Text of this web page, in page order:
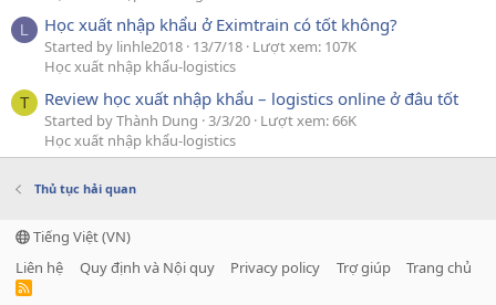
L Học xuất nhập khẩu ở Eximtrain có tốt không?
Started by linhle2018 13/7/18 Lượt xem: 107K
Học xuất nhập khẩu-logistics
T Review học xuất nhập khẩu – logistics online ở đâu tốt
Started by Thành Dung 3/3/20 Lượt xem: 66K
Học xuất nhập khẩu-logistics
Thủ tục hải quan
Tiếng Việt (VN)
Liên hệ
Quy định và Nội quy Privacy policy Trợ giúp Trang chủ
R